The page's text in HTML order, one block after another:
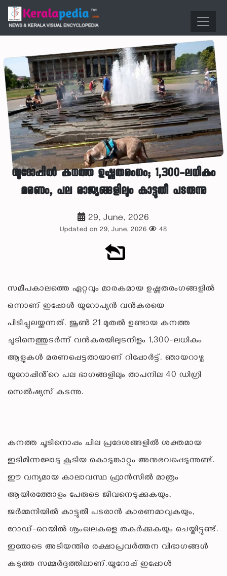
യൂറോപ്പിൽ കനത്ത ഉഷ്ണതരംഗം; 1,300-ലധികം
മരണം, പല രാജ്യങ്ങളിലും കാട്ടുതീ പടരുന്നു
29, June, 2026
Updated on 29, June, 2026 48
സമീപകാലത്തെ ഏറ്റവും മാരകമായ ഉഷ്ണതരംഗങ്ങളിൽ
ഒന്നാണ് ഇപ്പോൾ യൂറോപ്യൻ വൻകരയെ
പിടിച്ചുലയ്ക്കുന്നത്. ജൂൺ 21 മുതൽ ഉണ്ടായ കനത്ത
ചൂടിനെത്തുടർന്ന് വൻകരയിലുടനീളം 1,300-ലധികം
ആളുകൾ മരണപ്പെട്ടതായാണ് റിപ്പോർട്ട്. ഞായറാഴ്ച
യൂറോപ്പിൻ്റെ പല ഭാഗങ്ങളിലും താപനില 40 ഡിഗ്രി
സെൽഷ്യസ് കടന്നു.
കനത്ത ചൂടിനൊപ്പം ചില പ്രദേശങ്ങളിൽ ശക്തമായ
ഇടിമിന്നലോടു കൂടിയ കൊടുങ്കാറ്റും അനുഭവപ്പെടുന്നുണ്ട്.
ഈ വന്യമായ കാലാവസ്ഥ ഫ്രാൻസിൽ മാത്രം
ആയിരത്തോളം പേരുടെ ജീവനെടുക്കുകയും,
ജർമ്മനിയിൽ കാട്ടുതീ പടരാൻ കാരണമാവുകയും,
റോഡ്-റെയിൽ ശൃംഖലകളെ തകർക്കുകയും ചെയ്തിട്ടുണ്ട്.
ഇതോടെ അടിയന്തിര രക്ഷാപ്രവർത്തന വിഭാഗങ്ങൾ
കടുത്ത സമ്മർദ്ദത്തിലാണ്.യൂറോപ്പ് ഇപ്പോൾ